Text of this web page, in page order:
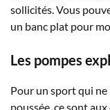
sollicités. Vous
un banc plat pour
Les pompes
Pour un sport qui ne
poussée, ce sont